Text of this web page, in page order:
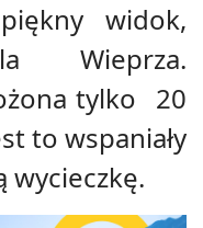
widok,
Wieprza.
tylko 20
to wspaniały